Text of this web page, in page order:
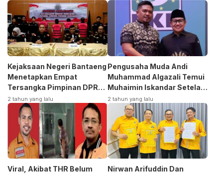
Kejaksaan Negeri Bantaeng
Menetapkan Empat
Tersangka Pimpinan DPRD
Kasus Korupsi
2 tahun yang lalu
Pengusaha Muda Andi
Muhammad Algazali Temui
Muhaimin Iskandar Setela
Ambil Formulir Bakal Calon
Bupati ke PKB
2 tahun yang lalu
Viral, Akibat THR Belum
Nirwan Arifuddin Dan